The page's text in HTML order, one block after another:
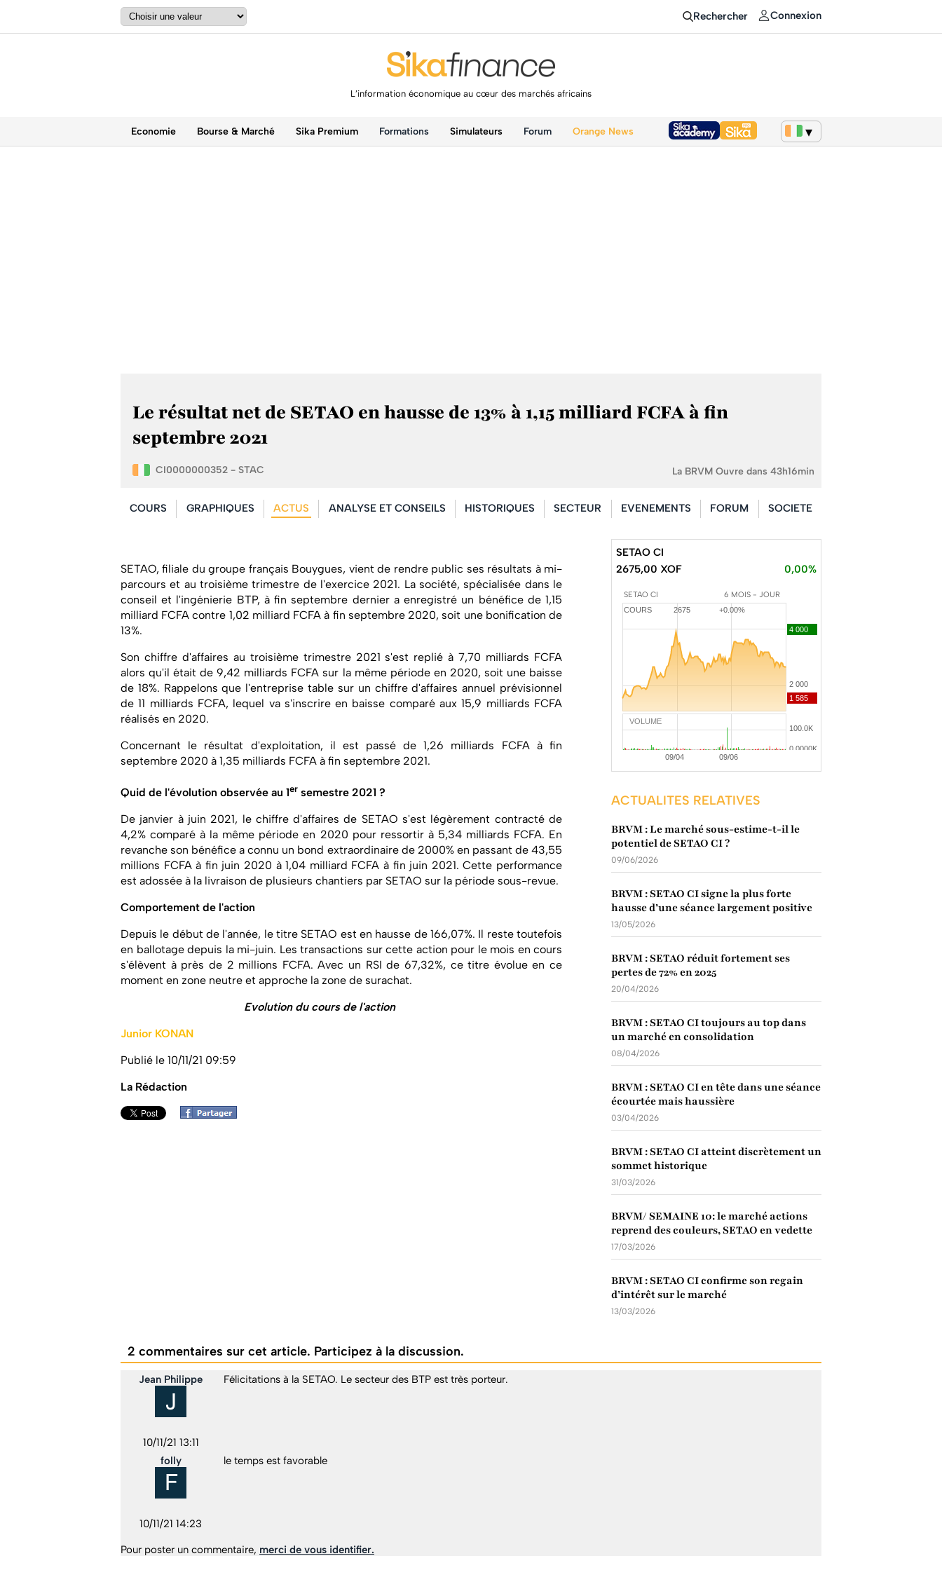
Rechercher Connexion
L’information économique au cœur des marchés africains
Economie Bourse & Marché Sika Premium Formations Simulateurs Forum Orange News
Le résultat net de SETAO en hausse de 13% à 1,15 milliard FCFA à fin
septembre 2021
CI0000000352 - STAC La BRVM Ouvre dans 43h16min
COURS GRAPHIQUES ACTUS ANALYSE ET CONSEILS HISTORIQUES SECTEUR EVENEMENTS FORUM SOCIETE
SETAO, filiale du groupe français Bouygues, vient de rendre public ses résultats à mi-
parcours et au troisième trimestre de l'exercice 2021. La société, spécialisée dans le
conseil et l'ingénierie BTP, à fin septembre dernier a enregistré un bénéfice de 1,15
milliard FCFA contre 1,02 milliard FCFA à fin septembre 2020, soit une bonification de
13%.
Son chiffre d'affaires au troisième trimestre 2021 s'est replié à 7,70 milliards FCFA
alors qu'il était de 9,42 milliards FCFA sur la même période en 2020, soit une baisse
de 18%. Rappelons que l'entreprise table sur un chiffre d'affaires annuel prévisionnel
de 11 milliards FCFA, lequel va s'inscrire en baisse comparé aux 15,9 milliards FCFA
réalisés en 2020.
Concernant le résultat d'exploitation, il est passé de 1,26 milliards FCFA à fin
septembre 2020 à 1,35 milliards FCFA à fin septembre 2021.
Quid de l'évolution observée au 1er semestre 2021 ?
De janvier à juin 2021, le chiffre d'affaires de SETAO s'est légèrement contracté de
4,2% comparé à la même période en 2020 pour ressortir à 5,34 milliards FCFA. En
revanche son bénéfice a connu un bond extraordinaire de 2000% en passant de 43,55
millions FCFA à fin juin 2020 à 1,04 milliard FCFA à fin juin 2021. Cette performance
est adossée à la livraison de plusieurs chantiers par SETAO sur la période sous-revue.
Comportement de l'action
Depuis le début de l'année, le titre SETAO est en hausse de 166,07%. Il reste toutefois
en ballotage depuis la mi-juin. Les transactions sur cette action pour le mois en cours
s'élèvent à près de 2 millions FCFA. Avec un RSI de 67,32%, ce titre évolue en ce
moment en zone neutre et approche la zone de surachat.
Evolution du cours de l'action
Junior KONAN
Publié le 10/11/21 09:59
La Rédaction
SETAO CI
2675,00 XOF
0,00%
SETAO CI 6 MOIS - JOUR
VOLUME
COURS 2675 +0.00%
ACTUALITES RELATIVES
BRVM : Le marché sous-estime-t-il le
potentiel de SETAO CI ?
09/06/2026
BRVM : SETAO CI signe la plus forte
hausse d’une séance largement positive
13/05/2026
BRVM : SETAO réduit fortement ses
pertes de 72% en 2025
20/04/2026
BRVM : SETAO CI toujours au top dans
un marché en consolidation
08/04/2026
BRVM : SETAO CI en tête dans une séance
écourtée mais haussière
03/04/2026
BRVM : SETAO CI atteint discrètement un
sommet historique
31/03/2026
BRVM/ SEMAINE 10: le marché actions
reprend des couleurs, SETAO en vedette
17/03/2026
BRVM : SETAO CI confirme son regain
d’intérêt sur le marché
13/03/2026
2 commentaires sur cet article. Participez à la discussion.
Jean Philippe
10/11/21 13:11
Félicitations à la SETAO. Le secteur des BTP est très porteur.
folly
10/11/21 14:23
le temps est favorable
Pour poster un commentaire, merci de vous identifier.